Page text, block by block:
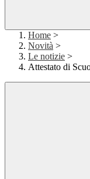
Home >
Novità >
Le notizie >
Attestato di